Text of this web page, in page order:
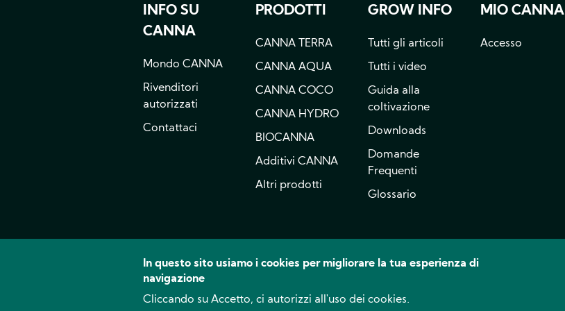
pINFO SU
CANNA
Mondo CANNA
Rivenditori
autorizzati
Contattaci
PRODOTTI
CANNA TERRA
CANNA AQUA
CANNA COCO
CANNA HYDRO
BIOCANNA
Additivi CANNA
Altri prodotti
GROW INFO
Tutti gli articoli
Tutti i video
Guida alla
coltivazione
Downloads
Domande
Frequenti
Glossario
MIO CANNA
Accesso
In questo sito usiamo i cookies per migliorare la tua esperienza di
navigazione
Cliccando su Accetto, ci autorizzi all'uso dei cookies.